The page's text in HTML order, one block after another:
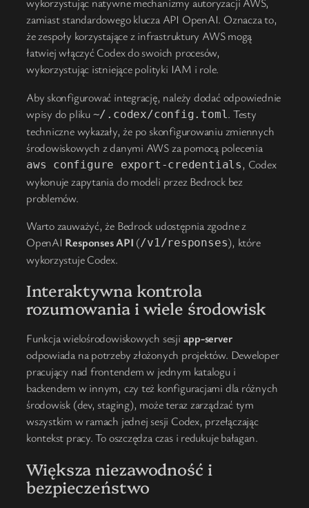
wykorzystując natywne mechanizmy autoryzacji AWS,
zamiast standardowego klucza API OpenAI. Oznacza to,
że zespoły korzystające z infrastruktury AWS mogą
łatwiej włączyć Codex do swoich procesów,
wykorzystując istniejące polityki IAM i role.
Aby skonfigurować integrację, należy dodać odpowiednie
wpisy do pliku ~/.codex/config.toml . Testy
techniczne wykazały, że po skonfigurowaniu zmiennych
środowiskowych z danymi AWS za pomocą polecenia
aws configure export-credentials, Codex
wykonuje zapytania do modeli przez Bedrock bez
problemów.
Warto zauważyć, że Bedrock udostępnia zgodne z
OpenAI Responses API (/v1/responses), które
wykorzystuje Codex.
Interaktywna kontrola
rozumowania i wiele środowisk
Funkcja wielośrodowiskowych sesji app-server
odpowiada na potrzeby złożonych projektów. Deweloper
pracujący nad frontendem w jednym katalogu i
backendem w innym, czy też konfiguracjami dla różnych
środowisk (dev, staging), może teraz zarządzać tym
wszystkim w ramach jednej sesji Codex, przełączając
kontekst pracy. To oszczędza czas i redukuje bałagan.
Większa niezawodność i
bezpieczeństwo